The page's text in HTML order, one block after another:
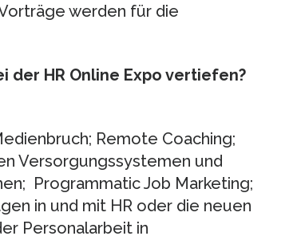
werden für die
der HR Online Expo vertiefen?
Remote Coaching;
Versorgungssystemen und
Programmatic Job Marketing;
in und mit HR oder die neuen
Personalarbeit in